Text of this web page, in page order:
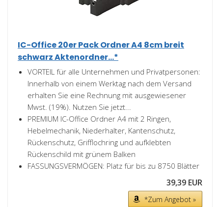
IC-Office 20er Pack Ordner A4 8cm breit
schwarz Aktenordner...*
VORTEIL für alle Unternehmen und Privatpersonen:
Innerhalb von einem Werktag nach dem Versand
erhalten Sie eine Rechnung mit ausgewiesener
Mwst. (19%). Nutzen Sie jetzt...
PREMIUM IC-Office Ordner A4 mit 2 Ringen,
Hebelmechanik, Niederhalter, Kantenschutz,
Rückenschutz, Grifflochring und aufklebten
Rückenschild mit grünem Balken
FASSUNGSVERMÖGEN: Platz für bis zu 8750 Blätter
39,39 EUR
*Zum Angebot »